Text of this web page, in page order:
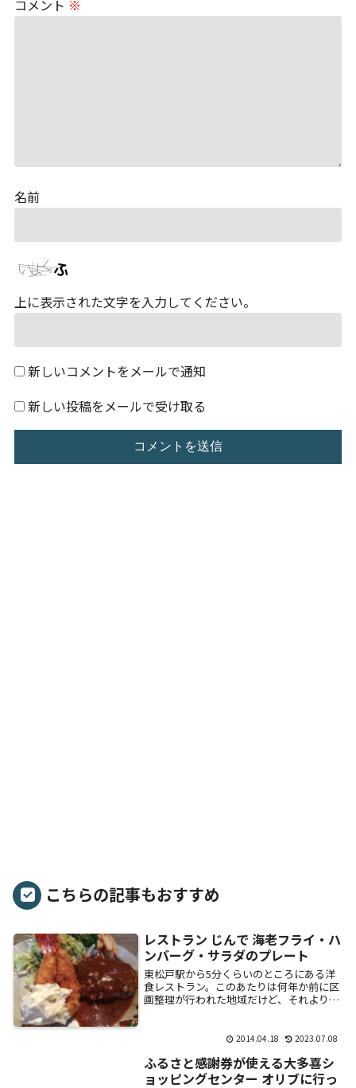
コメント ※
名前
上に表示された文字を入力してください。
新しいコメントをメールで通知
新しい投稿をメールで受け取る
こちらの記事もおすすめ
レストラン じんで 海老フライ・ハ
ンバーグ・サラダのプレート
東松戸駅から5分くらいのところにある洋
食レストラン。このあたりは何年か前に区
画整理が行われた地域だけど、それより前
2014.04.18 2023.07.08
ふるさと感謝券が使える大多喜シ
ョッピングセンター オリブに行っ